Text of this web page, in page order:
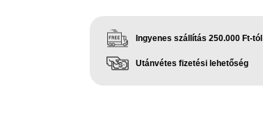
Ingyenes szállítás 250.000 Ft-tól
Utánvétes fizetési lehetőség